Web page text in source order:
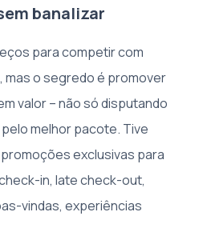
banalizar
para competir com
o segredo é promover
valor – não só disputando
melhor pacote. Tive
exclusivas para
in, late check-out,
vindas, experiências